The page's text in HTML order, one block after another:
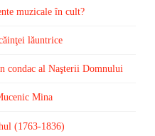
muzicale în cult?
lăuntrice
condac al Naşterii Domnului
Mina
(1763-1836)